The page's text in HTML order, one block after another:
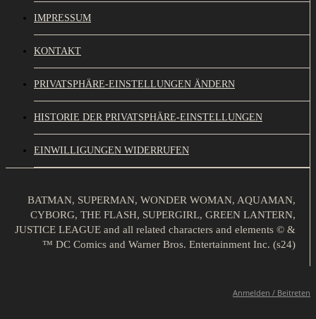
IMPRESSUM
KONTAKT
PRIVATSPHÄRE-EINSTELLUNGEN ÄNDERN
HISTORIE DER PRIVATSPHÄRE-EINSTELLUNGEN
EINWILLIGUNGEN WIDERRUFEN
BATMAN, SUPERMAN, WONDER WOMAN, AQUAMAN,
CYBORG, THE FLASH, SUPERGIRL, GREEN LANTERN,
JUSTICE LEAGUE and all related characters and elements © &
™ DC Comics and Warner Bros. Entertainment Inc. (s24)
Anmelden / Beitreten